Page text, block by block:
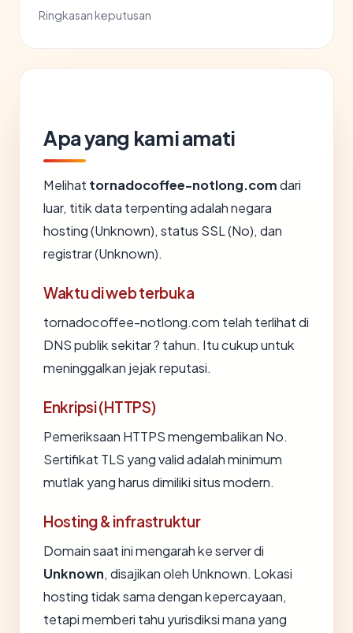
Ringkasan keputusan
Apa yang kami amati
Melihat tornadocoffee-notlong.comdari
luar, titik data terpenting adalah negara
hosting (Unknown), status SSL (No), dan
registrar (Unknown).
Waktu di web terbuka
tornadocoffee-notlong.com telah terlihat di
DNS publik sekitar ? tahun. Itu cukup untuk
meninggalkan jejak reputasi.
Enkripsi (HTTPS)
Pemeriksaan HTTPS mengembalikan No.
Sertifikat TLS yang valid adalah minimum
mutlak yang harus dimiliki situs modern.
Hosting & infrastruktur
Domain saat ini mengarah ke server di
Unknown, disajikan oleh Unknown. Lokasi
hosting tidak sama dengan kepercayaan,
tetapi memberi tahu yurisdiksi mana yang